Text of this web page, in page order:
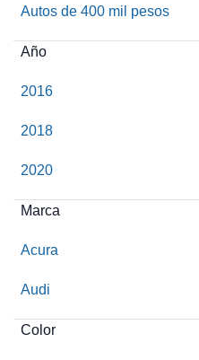
Autos de 400 mil pesos
Año
2016
2018
2020
Marca
Acura
Audi
Color